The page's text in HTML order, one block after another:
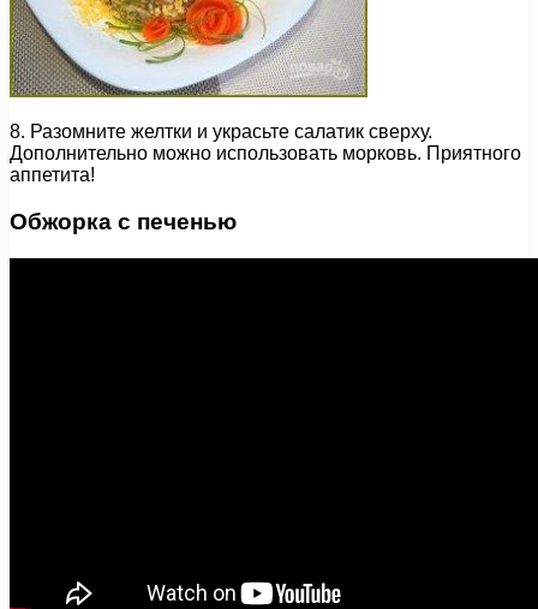
8. Разомните желтки и украсьте салатик сверху.
Дополнительно можно использовать морковь. Приятного
аппетита!
Обжорка с печенью